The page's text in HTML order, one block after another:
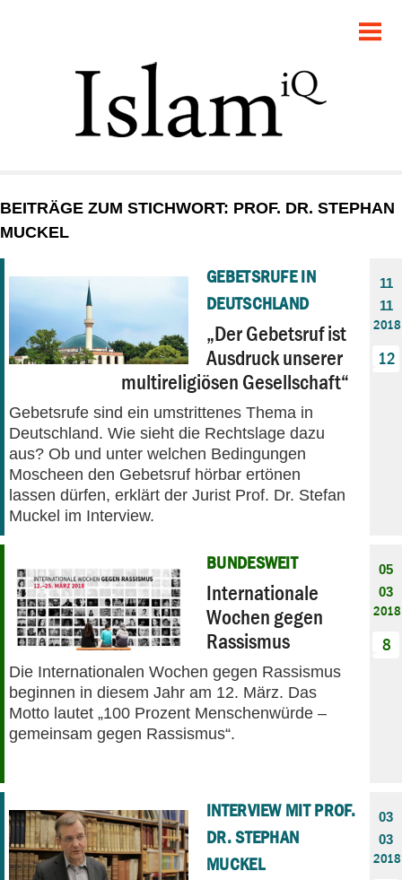
GESELLSCHAFT
STARTSEITE
PANORAMA
BEITRÄGE ZUM STICHWORT: PROF. DR. STEPHAN
MUCKEL
GEBETSRUFE IN
DEUTSCHLAND
„Der Gebetsruf ist
Ausdruck unserer
multireligiösen Gesellschaft“
Gebetsrufe sind ein umstrittenes Thema in
Deutschland. Wie sieht die Rechtslage dazu
aus? Ob und unter welchen Bedingungen
Moscheen den Gebetsruf hörbar ertönen
lassen dürfen, erklärt der Jurist Prof. Dr. Stefan
Muckel im Interview.
11
11
2018
12
BUNDESWEIT
Internationale
Wochen gegen
Rassismus
Die Internationalen Wochen gegen Rassismus
beginnen in diesem Jahr am 12. März. Das
Motto lautet „100 Prozent Menschenwürde –
gemeinsam gegen Rassismus“.
05
03
2018
8
INTERVIEW MIT PROF.
DR. STEPHAN
MUCKEL
03
03
2018